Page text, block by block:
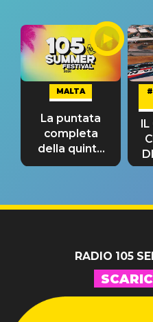
MALTA
La puntata
completa
della quinta
tappa
IL
RADIO 105